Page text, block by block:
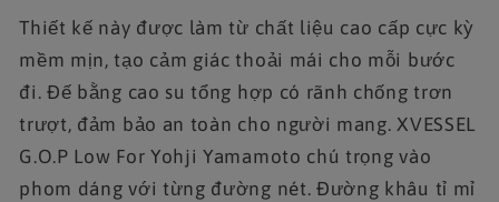
Thiết kế này được làm từ chất liệu cao cấp cực kỳ
mềm mịn, tạo cảm giác thoải mái cho mỗi bước
đi. Đế bằng cao su tổng hợp có rãnh chống trơn
trượt, đảm bảo an toàn cho người mang. XVESSEL
G.O.P Low For Yohji Yamamoto chú trọng vào
phom dáng với từng đường nét. Đường khâu tỉ mỉ